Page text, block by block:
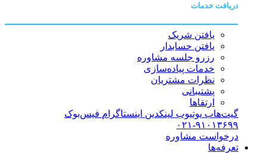
دریافت خدمات
یافتن شریک
یافتن حسابدار
رزرو جلسه مشاوره
خدمات پیاده‌سازی
نظرات مشتریان
پشتیبانی
ارتقاها
گیت‌هاب یوتیوب لینکدین اینستاگرام فیس‌بوک
۰۲۱-۹۱۰۱۳۶۹۹
درخواست مشاوره
تعرفه‌ها